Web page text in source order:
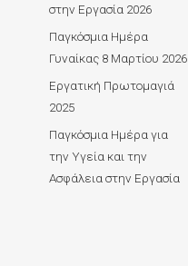
στην Εργασία 2026
Παγκόσμια Ημέρα
Γυναίκας 8 Μαρτίου 2026
Εργατική Πρωτομαγιά
2025
Παγκόσμια Ημέρα για
την Υγεία και την
Ασφάλεια στην Εργασία